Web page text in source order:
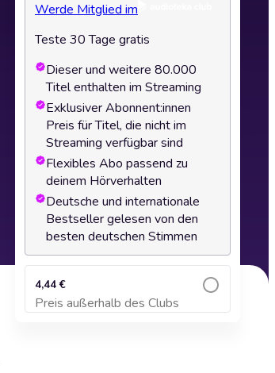
Werde Mitglied im
Teste 30 Tage gratis
Dieser und weitere 80.000
Titel enthalten im Streaming
Exklusiver Abonnent:innen
Preis für Titel, die nicht im
Streaming verfügbar sind
Flexibles Abo passend zu
deinem Hörverhalten
Deutsche und internationale
Bestseller gelesen von den
besten deutschen Stimmen
4,44 €
Preis außerhalb des Clubs
Zum Warenkorb hinzufügen